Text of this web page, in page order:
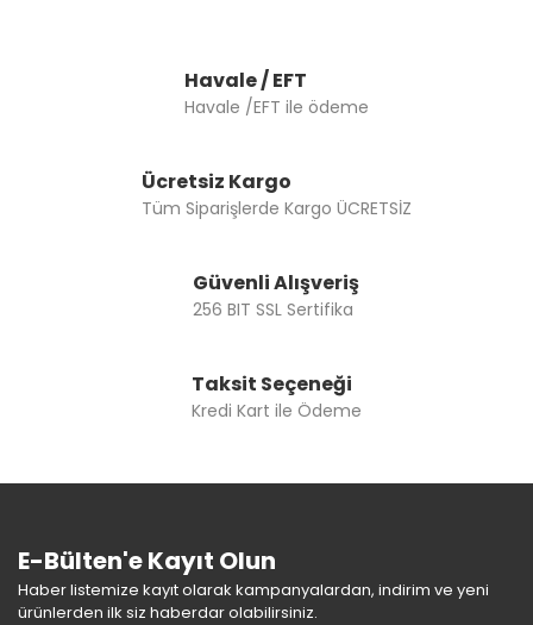
Havale / EFT
Havale /EFT ile ödeme
Ücretsiz Kargo
Tüm Siparişlerde Kargo ÜCRETSİZ
Güvenli Alışveriş
256 BIT SSL Sertifika
Taksit Seçeneği
Kredi Kart ile Ödeme
E-Bülten'e Kayıt Olun
Haber listemize kayıt olarak kampanyalardan, indirim ve yeni
ürünlerden ilk siz haberdar olabilirsiniz.